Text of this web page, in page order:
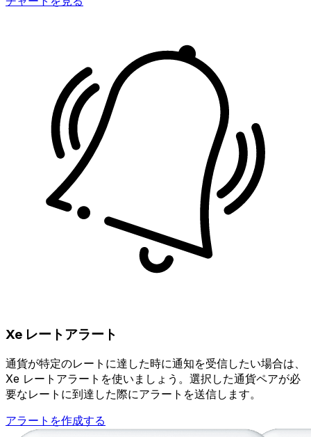
Xe レートアラート
通貨が特定のレートに達した時に通知を受信したい場合は、
Xe レートアラートを使いましょう。選択した通貨ペアが必
要なレートに到達した際にアラートを送信します。
アラートを作成する